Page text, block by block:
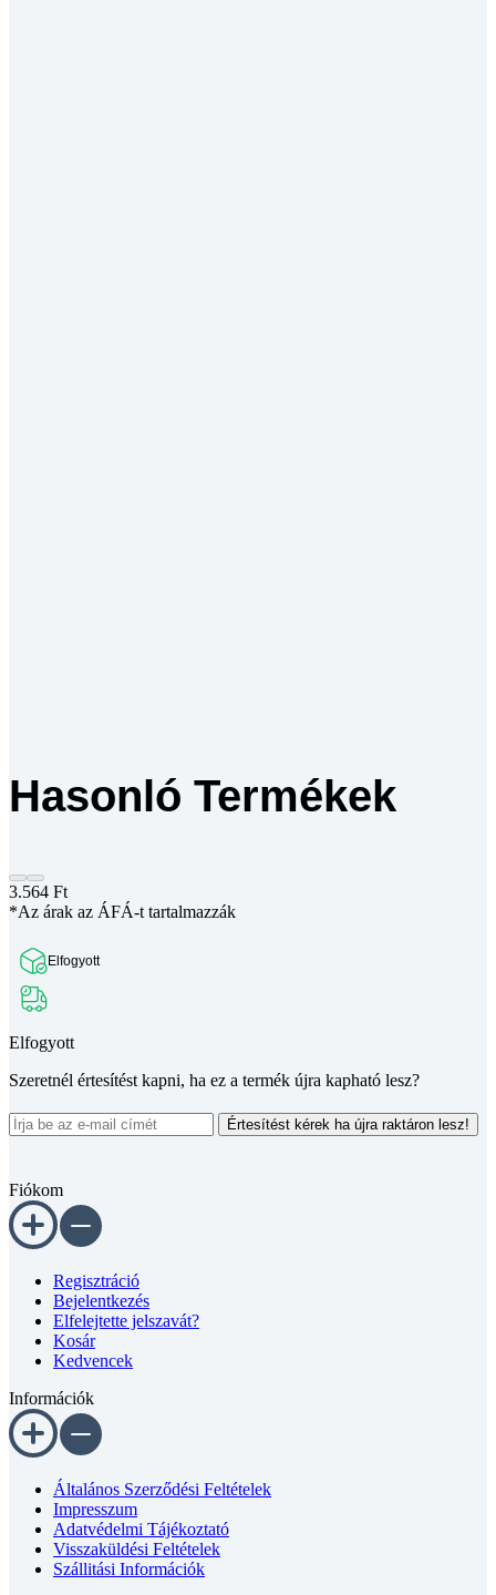
Hasonló Termékek
3.564 Ft
*Az árak az ÁFÁ-t tartalmazzák
Elfogyott
Elfogyott
Szeretnél értesítést kapni, ha ez a termék újra kapható lesz?
Értesítést kérek ha újra raktáron lesz!
Fiókom
Regisztráció
Bejelentkezés
Elfelejtette jelszavát?
Kosár
Kedvencek
Információk
Általános Szerződési Feltételek
Impresszum
Adatvédelmi Tájékoztató
Visszaküldési Feltételek
Szállitási Információk